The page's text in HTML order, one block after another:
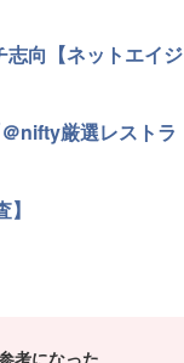
向【ネットエイジ
nifty厳選レストラ
考になった